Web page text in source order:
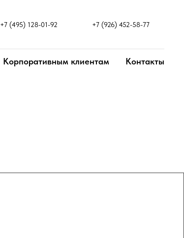
+7 (495) 128-01-92 +7 (926) 452-58-77
Корпоративным клиентам Контакты